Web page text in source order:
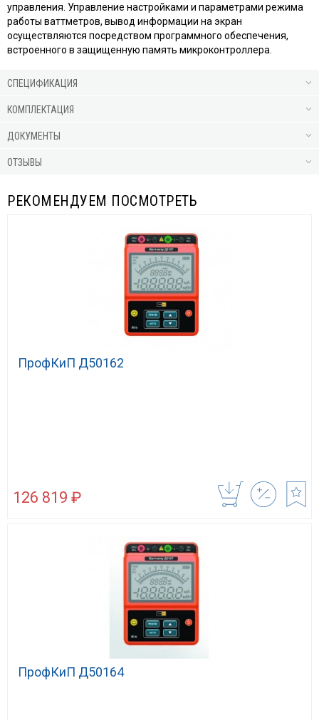
управления. Управление настройками и параметрами режима
работы ваттметров, вывод информации на экран
осуществляются посредством программного обеспечения,
встроенного в защищенную память микроконтроллера.
СПЕЦИФИКАЦИЯ
КОМПЛЕКТАЦИЯ
ДОКУМЕНТЫ
ОТЗЫВЫ
РЕКОМЕНДУЕМ ПОСМОТРЕТЬ
ПрофКиП Д50162
126 819 ₽
ПрофКиП Д50164